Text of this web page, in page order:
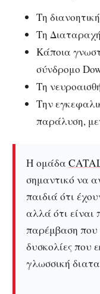
Tη
Tη
Kάποια
σύνδρομο
Tη
Tην
παράλυση,
Η ομάδα
σημαντικό να
παιδιά ότι
αλλά ότι είναι
παρέμβαση που
δυσκολίες που
γλωσσική